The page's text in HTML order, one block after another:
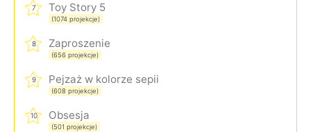
7 Toy Story 5
(1074 projekcje)
8 Zaproszenie
(656 projekcje)
9 Pejzaż w kolorze sepii
(608 projekcje)
10 Obsesja
(501 projekcje)